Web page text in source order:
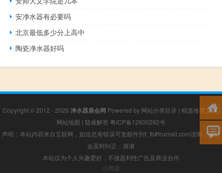
安净水器有必要吗
北京最低多少分上高中
陶瓷净水器好吗
Copyright © 2012 - 2026 净水器展会网 Powered by 网站分类目录 | 精选推荐文章|
网站地图 | 疑难解答 粤ICP备12600292号
声明：本站内容来自互联网，如信息有错误可发邮件到f_fb#foxmail.com说明，我们
会及时纠正，谢谢
本站仅为个人兴趣爱好，不接盈利性广告及商业合作
小男孩